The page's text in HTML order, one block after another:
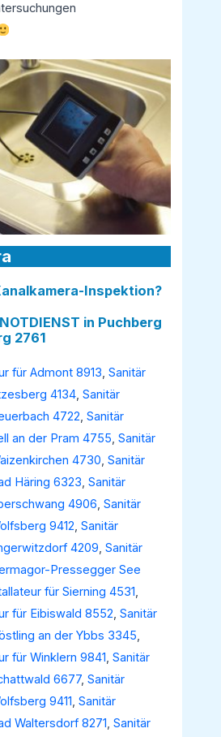
Inspektion?
in Puchberg
2761
für Admont 8913,Sanitär
4134,Sanitär
4722,Sanitär
an der Pram 4755,Sanitär
4730,Sanitär
Häring 6323,Sanitär
4906,Sanitär
9412,Sanitär
4209,Sanitär
Pressegger See
für Sierning 4531,
für Eibiswald 8552,Sanitär
an der Ybbs 3345,
für Winklern 9841,Sanitär
6677,Sanitär
9411,Sanitär
Waltersdorf 8271,Sanitär